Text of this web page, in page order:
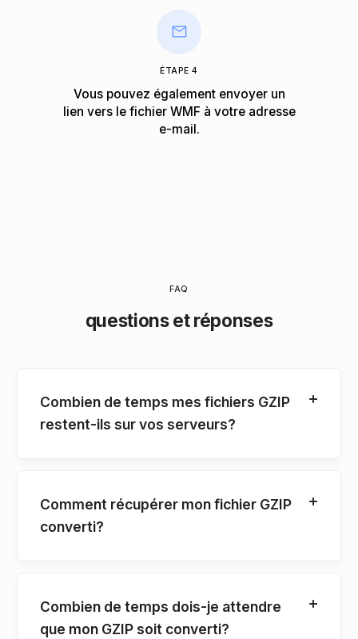
ÉTAPE 4
Vous pouvez également envoyer un
lien vers le fichier WMF à votre adresse
e-mail.
FAQ
questions et réponses
Combien de temps mes fichiers GZIP
restent-ils sur vos serveurs?
Comment récupérer mon fichier GZIP
converti?
Combien de temps dois-je attendre
que mon GZIP soit converti?